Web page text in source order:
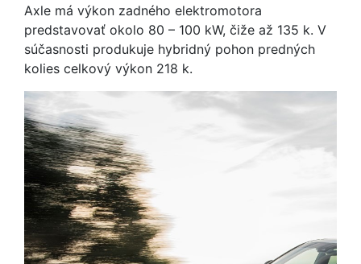
Axle má výkon zadného elektromotora
predstavovať okolo 80 – 100 kW, čiže až 135 k. V
súčasnosti produkuje hybridný pohon predných
kolies celkový výkon 218 k.